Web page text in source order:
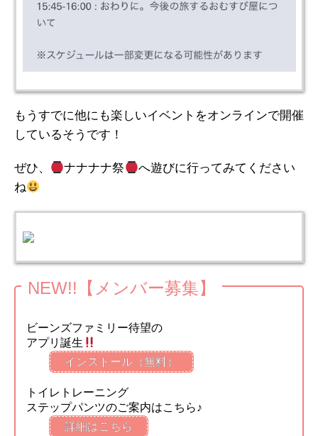
もうすでに他にも楽しいイベントをオンラインで開催
しているそうです！
ぜひ、 ナナナナ祭
へ遊びに行ってみてください
ね
NEW!!【メンバー募集】
ビーンズファミリー待望の
アプリ誕生
インストール（無料）
トイレトレーニング
ステップパンツのご案内はこちら♪
詳細はこちら